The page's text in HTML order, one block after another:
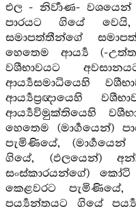
එල - නිර්‍වාණ- වශයෙන්
පාරයට ගියේ
සමාපත්තීන්ගේ
හෙතෙම ආර්‍ය්‍ය (-
වශීභාවයට
ආර්‍ය්‍යසමාධියෙහි
ආර්‍ය්‍යප්‍රඥායෙහි
ආර්‍ය්‍යවිමුක්තියෙහි
හෙතෙම (මාර්‍ගයෙන්)
පැමිණියේ,
ගියේ, (ඵලයෙන්)
සංස්කාරයන්ගේ)
කෙළවරට පැමිණියේ,
පර්‍ය්‍යන්තයට ගියේ